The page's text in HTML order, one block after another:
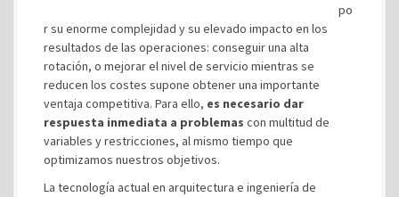
po
r su enorme complejidad y su elevado impacto en los
resultados de las operaciones: conseguir una alta
rotación, o mejorar el nivel de servicio mientras se
reducen los costes supone obtener una importante
ventaja competitiva. Para ello, es necesario dar
respuesta inmediata a problemas con multitud de
variables y restricciones, al mismo tiempo que
optimizamos nuestros objetivos.
La tecnología actual en arquitectura e ingeniería de